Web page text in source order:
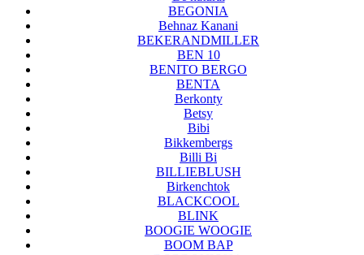
BEGONIA
Behnaz Kanani
BEKERANDMILLER
BEN 10
BENITO BERGO
BENTA
Berkonty
Betsy
Bibi
Bikkembergs
Billi Bi
BILLIEBLUSH
Birkenchtok
BLACKCOOL
BLINK
BOOGIE WOOGIE
BOOM BAP